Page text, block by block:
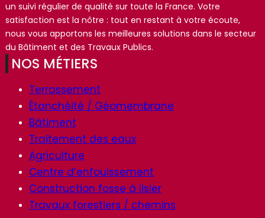
un suivi régulier de qualité sur toute la France. Votre
satisfaction est la nôtre : tout en restant à votre écoute,
nous vous apportons les meilleures solutions dans le secteur
du Bâtiment et des Travaux Publics.
NOS MÉTIERS
Terrassement
Étanchéité / Géomembrane
Bâtiment
Traitement des eaux
Agriculture
Centre d’enfouissement
Construction fosse à lisier
Travaux forestiers / chemins